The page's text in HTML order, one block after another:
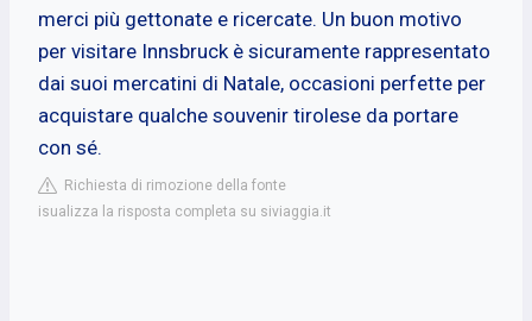
merci più gettonate e ricercate. Un buon motivo
per visitare Innsbruck è sicuramente rappresentato
dai suoi mercatini di Natale, occasioni perfette per
acquistare qualche souvenir tirolese da portare
con sé.
Richiesta di rimozione della fonte
isualizza la risposta completa su siviaggia.it